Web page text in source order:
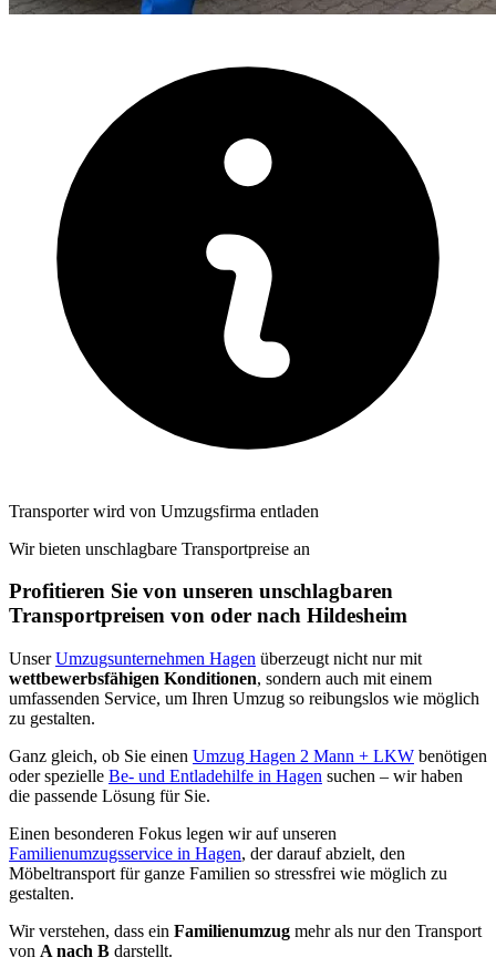
Transporter wird von Umzugsfirma entladen
Wir bieten unschlagbare Transportpreise an
Profitieren Sie von unseren unschlagbaren
Transportpreisen von oder nach Hildesheim
UnserUmzugsunternehmen Hagen überzeugt nicht nur mit
wettbewerbsfähigen Konditionen, sondern auch mit einem
umfassenden Service, um Ihren Umzug so reibungslos wie möglich
zu gestalten.
Ganz gleich, ob Sie einen Umzug Hagen 2 Mann + LKW benötigen
oder spezielle Be- und Entladehilfe in Hagen suchen – wir haben
die passende Lösung für Sie.
Einen besonderen Fokus legen wir auf unseren
Familienumzugsservice in Hagen, der darauf abzielt, den
Möbeltransport für ganze Familien so stressfrei wie möglich zu
gestalten.
Wir verstehen, dass ein Familienumzug mehr als nur den Transport
von A nach B darstellt.